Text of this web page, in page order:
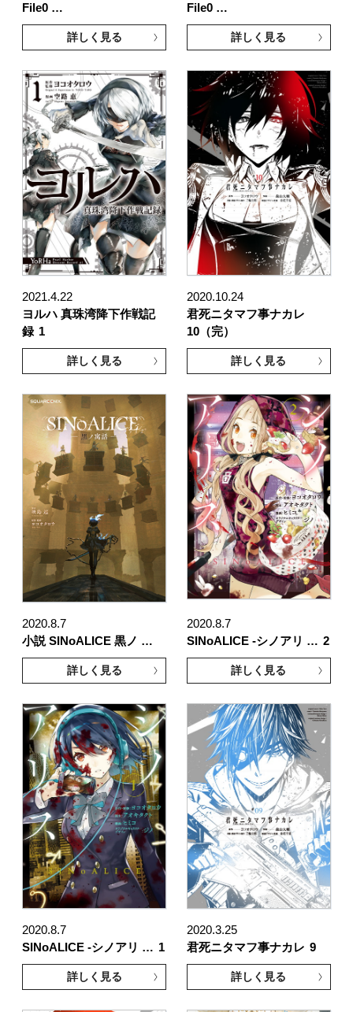
File0 …
詳しく見る
File0 …
詳しく見る
2021.4.22
ヨルハ 真珠湾降下作戦記
録 1
詳しく見る
2020.10.24
君死ニタマフ事ナカレ
10（完）
詳しく見る
2020.8.7
小説 SINoALICE 黒ノ …
詳しく見る
2020.8.7
SINoALICE -シノアリ … 2
詳しく見る
2020.8.7
SINoALICE -シノアリ … 1
詳しく見る
2020.3.25
君死ニタマフ事ナカレ 9
詳しく見る